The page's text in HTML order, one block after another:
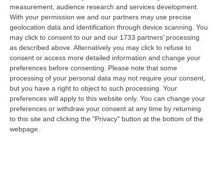
measurement, audience research and services development.
With your permission we and our partners may use precise
geolocation data and identification through device scanning. You
may click to consent to our and our 1733 partners’ processing
as described above. Alternatively you may click to refuse to
consent or access more detailed information and change your
preferences before consenting. Please note that some
processing of your personal data may not require your consent,
but you have a right to object to such processing. Your
preferences will apply to this website only. You can change your
preferences or withdraw your consent at any time by returning
to this site and clicking the "Privacy" button at the bottom of the
webpage.
Francesco Mancuso, detto “Ciccio Tabacco”
zio della moglie del collaboratore.
Ciccio Mancuso è stato vittima di un
attentato, il 9 luglio del 2003 a Spilinga, nel
quale perse la vita Raffaele Fiamingo,
all’epoca 43enne, pluripregiudicato di Zungri.
Colpito al torace, all’addome e al braccio
sinistro, Ciccio Tabacco riuscì a salvarsi dopo
un intervento chirurgico all’ospedale di Vibo e